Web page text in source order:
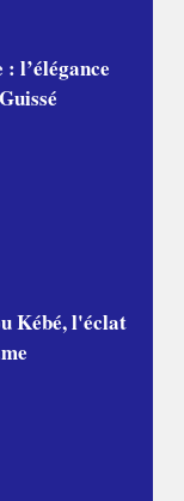
l’élégance
Kébé, l'éclat